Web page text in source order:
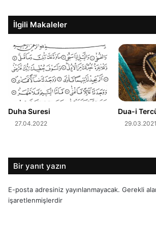
İlgili Makaleler
Duha Suresi
27.04.2022
Dua-i
29.03.2021
Bir yanıt yazın
E-posta adresiniz yayınlanmayacak. Gerekli
işaretlenmişlerdir